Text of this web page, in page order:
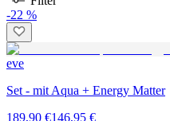
-22 %
eve
Set - mit Aqua + Energy Matter
189,90 €146,95 €